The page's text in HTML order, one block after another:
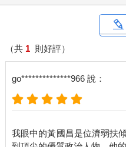
小學時期的我，過得超級快樂
早餐，六點多就翻牆到了學校
彈珠、尪仔標（紅仔標）、烤
游泳、躲避球、籃球、棒球。
能順手解決的小事，考試則
家裡永遠有媽媽煮好熱騰騰的
予我們最安穩的守護。她在
都有爸媽頂著。
（共 1 則好評）
go**************966 說：
我眼中的黃國昌是位濟弱扶